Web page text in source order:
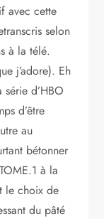
avec cette
selon
à la télé.
j’adore). Eh
d’HBO
d’être
au
bétonner
à la
le choix de
du pâté